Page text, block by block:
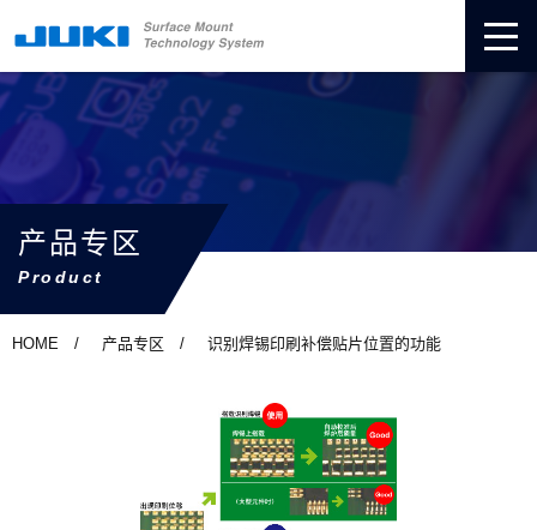
产品专区
Product
HOME 产品专区 识别焊锡印刷补偿贴片位置的功能